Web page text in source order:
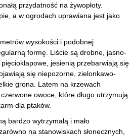
przydatność na żywopłoty.
a w ogrodach uprawiana jest jako
wysokości i podobnej
formę. Liście są drobne, jasno-
jesienią przebarwiają się
się niepozorne, zielonkawo-
grona. Latem na krzewach
owoce, które długo utrzymują
dla ptaków.
bardzo wytrzymałą i mało
na stanowiskach słonecznych,